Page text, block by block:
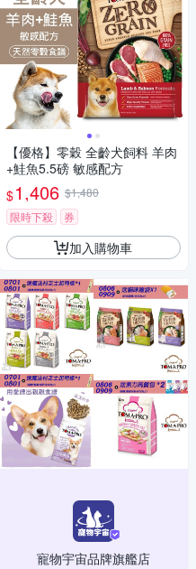
【優格】零穀 全齡犬飼料 羊肉
+鮭魚5.5磅 敏感配方
$1,406 $1,480
限時下殺
券
加入購物車
寵物宇宙品牌旗艦店